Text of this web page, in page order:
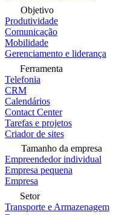
Objetivo
Produtividade
Comunicação
Mobilidade
Gerenciamento e liderança
Ferramenta
Telefonia
CRM
Calendários
Contact Center
Tarefas e projetos
Criador de sites
Tamanho da empresa
Empreendedor individual
Empresa pequena
Empresa
Setor
Transporte e Armazenagem